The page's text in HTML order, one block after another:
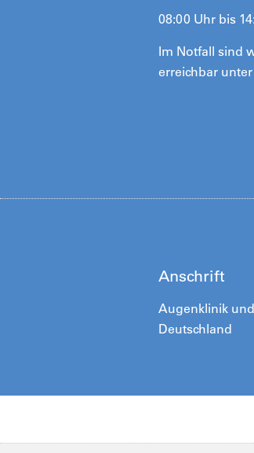
08:00 Uhr bis
Im Notfall sind
erreichbar unter
Anschrift
Augenklinik
Deutschland